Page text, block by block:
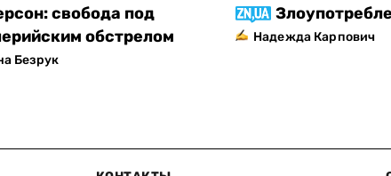
свобода под
обстрелом
Безрук
Надежда Карпович